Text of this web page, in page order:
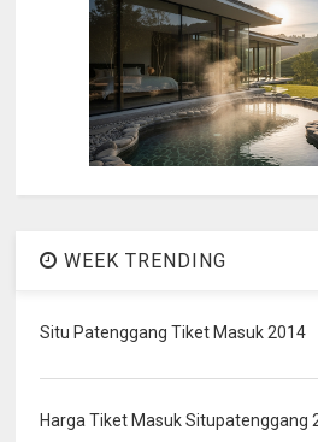
WEEK TRENDING
Situ Patenggang Tiket Masuk 2014
Harga Tiket Masuk Situpatenggang